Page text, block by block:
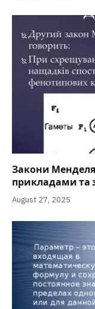
Закони Менделя
прикладами та
August 27, 2025